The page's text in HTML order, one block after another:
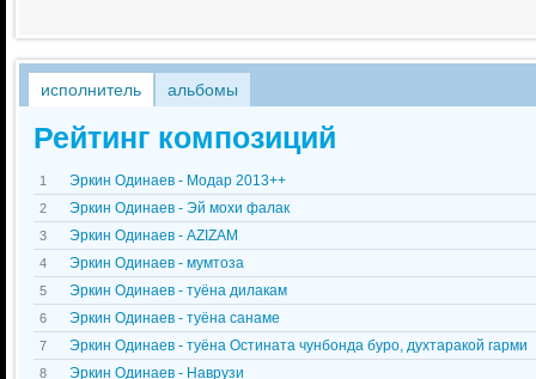
исполнитель альбомы
Рейтинг композиций
1 Эркин Одинаев - Модар 2013++
2 Эркин Одинаев - Эй мохи фалак
3 Эркин Одинаев - AZIZAM
4 Эркин Одинаев - мумтоза
5 Эркин Одинаев - туёна дилакам
6 Эркин Одинаев - туёна санаме
7 Эркин Одинаев - туёна Остината чунбонда буро, духтаракой гарми
8 Эркин Одинаев - Наврузи